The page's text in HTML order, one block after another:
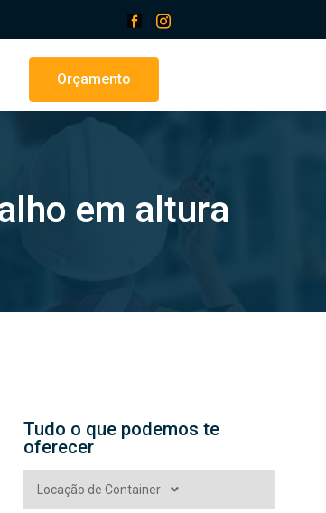
Orçamento
em altura
Tudo o que podemos te
oferecer
Locação de Container